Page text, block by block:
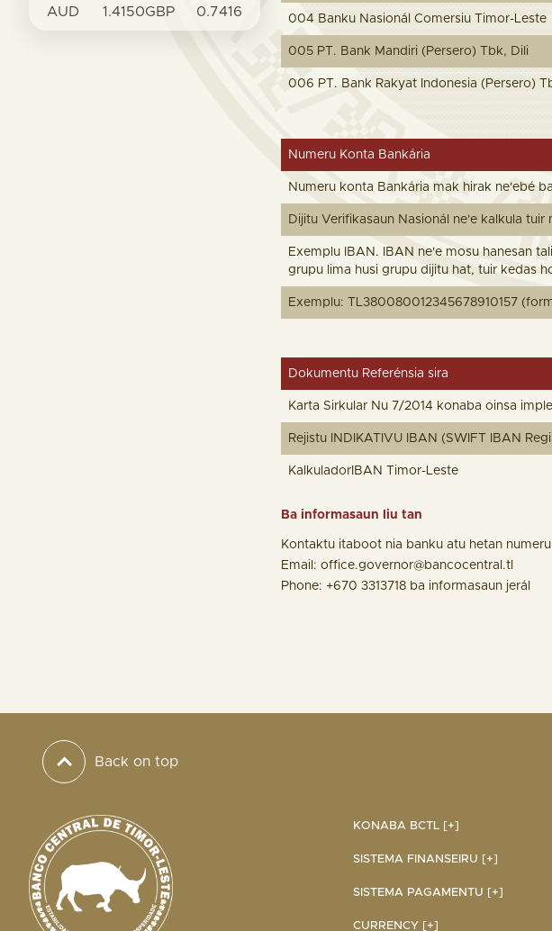
AUD 1.4150GBP 0.7416
004 Banku Nasionál Comersiu Timor-Leste
005 PT. Bank Mandiri (Persero) Tbk, Dili
006 PT. Bank Rakyat Indonesia (Persero)
Numeru Konta Bankária
Numeru konta Bankária mak hirak ne'ebé
Dijitu Verifikasaun Nasionál ne'e kalkula
Exemplu IBAN. IBAN ne'e mosu hanesan
grupu lima husi grupu dijitu hat, tuir kedas
Exemplu: TL380080012345678910157
Dokumentu Referénsia sira
Karta Sirkular Nu 7/2014 konaba oinsa
Rejistu INDIKATIVU IBAN (SWIFT IBAN
KalkuladorIBAN Timor-Leste
Ba informasaun liu tan
Kontaktu itaboot nia banku atu hetan
Email: office.governor@bancocentral.tl
Phone: +670 3313718 ba informasaun jerál
Back on top
KONABA BCTL [+]
SISTEMA FINANSEIRU [+]
SISTEMA PAGAMENTU [+]
CURRENCY [+]